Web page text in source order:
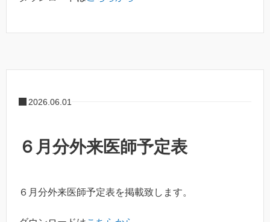
2026.06.01
６月分外来医師予定表
６月分外来医師予定表を掲載致します。